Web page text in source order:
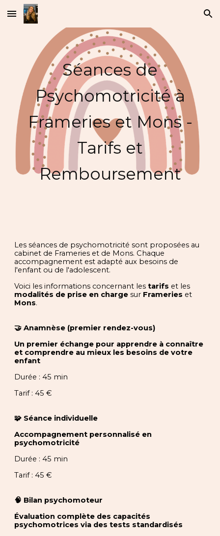
Skip to main content Skip to navigation
Séances de
Psychomotricité à
Frameries et Mons -
Tarifs et
Remboursement
Les séances de psychomotricité sont proposées au
cabinet de Frameries et de Mons. Chaque
accompagnement est adapté aux besoins de
l'enfant ou de l'adolescent.
Voici les informations concernant lestarifs et les
modalités de prise en chargesur Frameries et
Mons.
🤝Anamnèse (premier rendez-vous)
Un premier échange pour apprendre à connaître
et comprendre au mieux les besoins de votre
enfant
Durée : 45 min
Tarif : 45 €
🧩 Séance individuelle
Accompagnement personnalisé en
psychomotricité
Durée : 45 min
Tarif : 45 €
🧠 Bilan psychomoteur
Évaluation complète des capacités
psychomotrices via des tests standardisés